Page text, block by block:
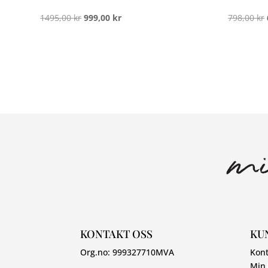
1495,00kr Opprinnelig
999,00 krNåværende
798,00kr
KONTAKT OSS
Org.no:999327710MVA